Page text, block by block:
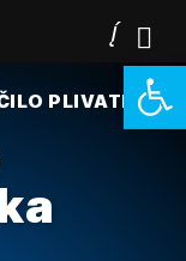
PLIVATI